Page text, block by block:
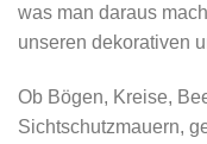
was man daraus
unseren dekorativen
Ob Bögen, Kreise,
Sichtschutzmauern,